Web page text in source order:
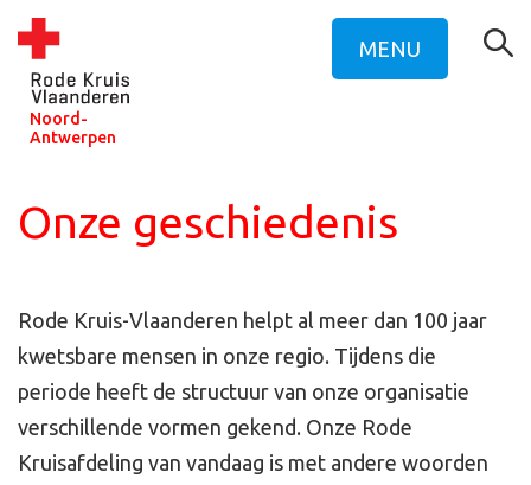
Noord-
Antwerpen
MENU
Onze geschiedenis
Rode Kruis-Vlaanderen helpt al meer dan 100 jaar
kwetsbare mensen in onze regio. Tijdens die
periode heeft de structuur van onze organisatie
verschillende vormen gekend. Onze Rode
Kruisafdeling van vandaag is met andere woorden